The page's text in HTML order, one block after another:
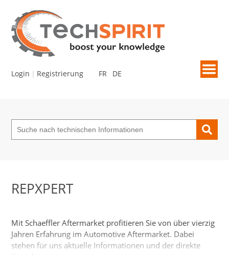
Login Registrierung FR DE
Suche
Produktneuigkeiten
Schulungen / Anlässe
anstehende Schulungen
anstehende Anlässe
REPXPERT
Mit Schaeffler Aftermarket profitieren Sie von über vierzig
Jahren Erfahrung im Automotive Aftermarket. Dabei
stehen für uns aktuelle Informationen und der direkte